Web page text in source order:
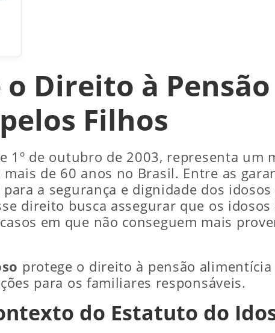
Direito à Pensão
Filhos
1º de outubro de 2003, representa um
de 60 anos no Brasil. Entre as
a segurança e dignidade dos idosos
direito busca assegurar que os
em que não conseguem mais
protege o direito à pensão alimentícia
para os familiares responsáveis.
do Estatuto do